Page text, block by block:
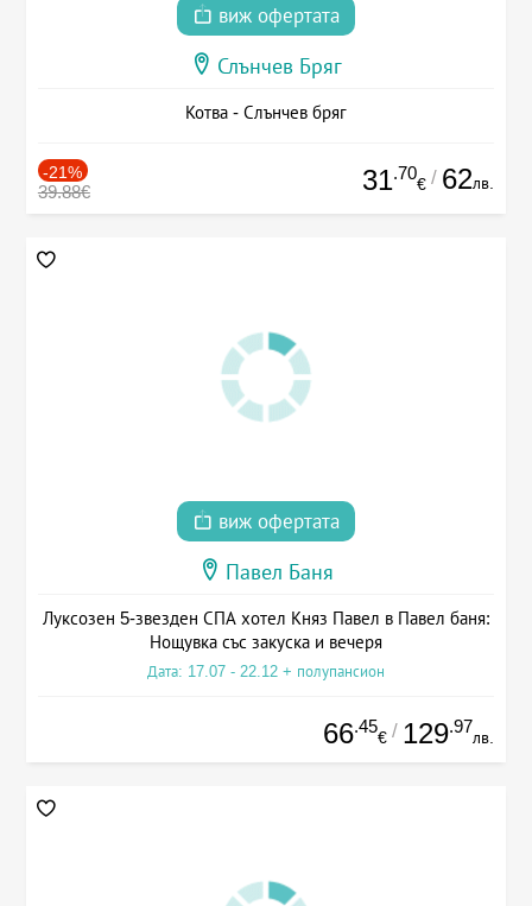
виж офертата
Слънчев Бряг
Котва - Слънчев бряг
-21%
39.88€ 31.70
€ / 62лв.
виж офертата
Павел Баня
Луксозен 5-звезден СПА хотел Княз Павел в Павел баня:
Нощувка със закуска и вечеря
Дата: 17.07 - 22.12 + полупансион
66.45
€ / 129.97
лв.